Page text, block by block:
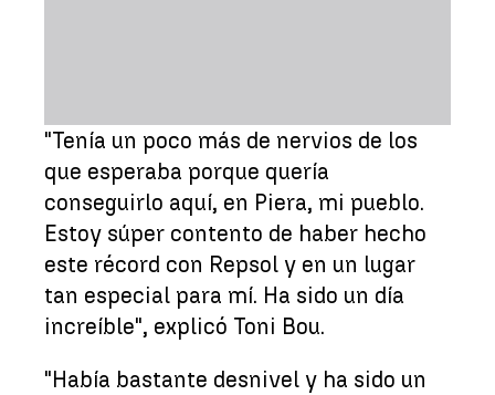
"Tenía un poco más de nervios de los
que esperaba porque quería
conseguirlo aquí, en Piera, mi pueblo.
Estoy súper contento de haber hecho
este récord con Repsol y en un lugar
tan especial para mí. Ha sido un día
increíble", explicó Toni Bou.
"Había bastante desnivel y ha sido un